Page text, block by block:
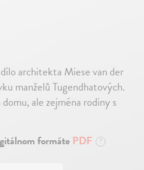
architekta Miese van der
manželů Tugendhatových.
ale zejména rodiny s
formátePDF ?